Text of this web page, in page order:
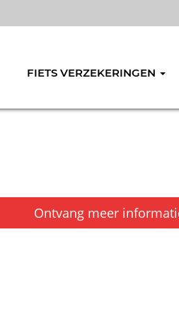
FIETS VERZEKERINGEN
Ontvang meer